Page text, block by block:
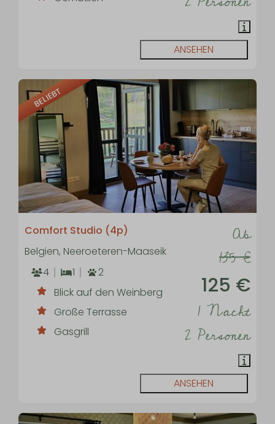
ANSEHEN
BELIEBT
Ab
135 €
125 €
1 Nacht
2 Personen
Comfort Studio (4p)
Belgien, Neeroeteren-Maaseik
4
1
2
Blick auf den Weinberg
Große Terrasse
Gasgrill
ANSEHEN